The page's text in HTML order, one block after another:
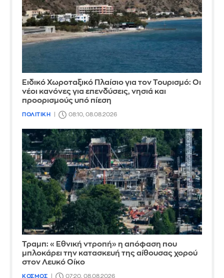
Ειδικό Χωροταξικό Πλαίσιο για τον Τουρισμό: Οι
νέοι κανόνες για επενδύσεις, νησιά και
προορισμούς υπό πίεση
ΠΟΛΙΤΙΚΗ 08:10, 08.08.2026
Τραμπ: «Εθνική ντροπή» η απόφαση που
μπλοκάρει την κατασκευή της αίθουσας χορού
στον Λευκό Οίκο
ΚΟΣΜΟΣ 07:20, 08.08.2026